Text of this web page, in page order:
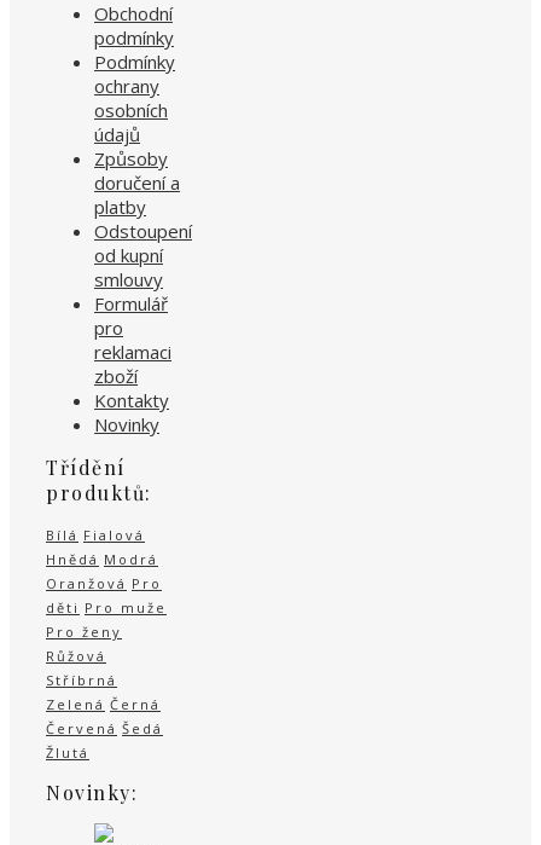
Obchodní
podmínky
Podmínky
ochrany
osobních
údajů
Způsoby
doručení a
platby
Odstoupení
od kupní
smlouvy
Formulář
pro
reklamaci
zboží
Kontakty
Novinky
Třídění
produktů:
Bílá Fialová
Hnědá Modrá
Oranžová Pro
děti Pro muže
Pro ženy
Růžová
Stříbrná
Zelená Černá
Červená Šedá
Žlutá
Novinky: